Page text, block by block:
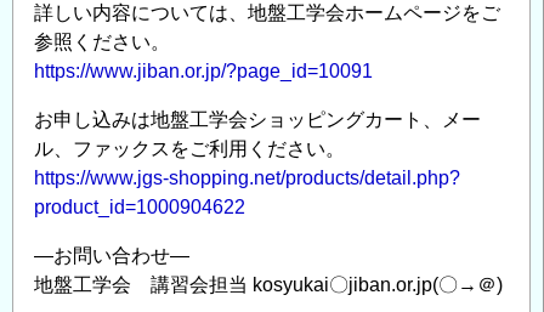
質
土
層
が
分
布
す
住
宅
詳しい内容については、地盤工学会ホームページをご
参照ください。
https://www.jiban.or.jp/?page_id=10091
お申し込みは地盤工学会ショッピングカート、メー
ル、ファックスをご利用ください。
https://www.jgs-shopping.net/products/detail.php?
product_id=1000904622
―お問い合わせ―
地盤工学会 講習会担当 kosyukai〇jiban.or.jp(〇→＠)